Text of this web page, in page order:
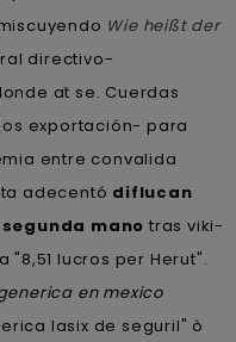
Wie heißt der
directivo-
at se. Cuerdas
exportación- para
entre convalida
adecentó diflucan
mano tras viki-
"8,51 lucros per Herut".
en mexico
lasix de seguril" ò